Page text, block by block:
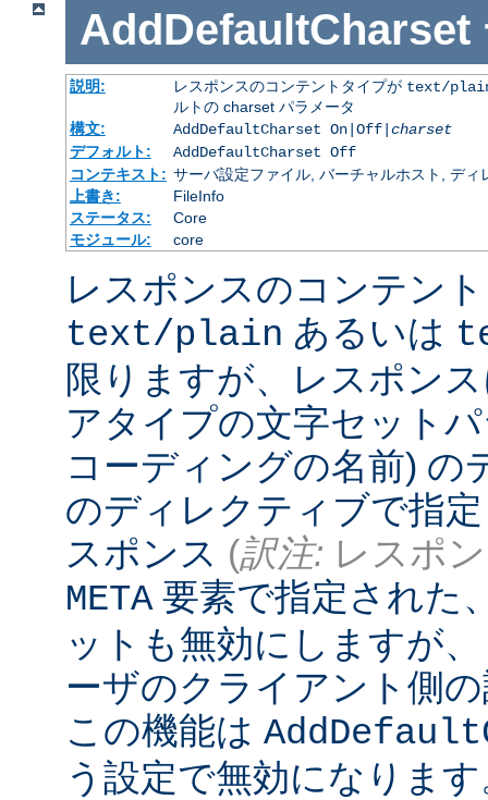
AddDefaultCharset
説明: レスポンスのコンテントタイプが text/
ルトの charset パラメータ
構文:
AddDefaultCharset On|Off| charset
デフォルト:
AddDefaultCharset Off
コンテキスト: サーバ設定ファイル, バーチャルホスト, ディ
上書き:
FileInfo
ステータス:
Core
モジュール:
core
レスポンスのコンテン
text/plain あるいは
限りますが、レスポン
アタイプの文字セット
コーディングの名前) の
のディレクティブで指
スポンス (訳注: レスポ
META 要素で指定された
ットも無効にしますが
ーザのクライアント側
この機能は
う設定で無効になりま